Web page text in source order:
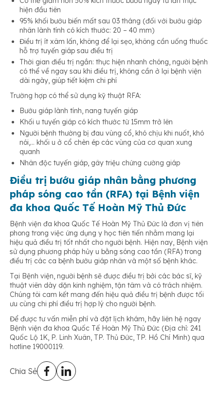
hiện đầu tiên
95% khối bướu biến mất sau 03 tháng (đối với bướu giáp
nhân lành tính có kích thước: 20 – 40 mm)
Điều trị ít xâm lấn, không để lại sẹo, không cần uống thuốc
hỗ trợ tuyến giáp sau điều trị
Thời gian điều trị ngắn: thực hiện nhanh chóng, người bệnh
có thể về ngay sau khi điều trị, không cần ở lại bệnh viện
dài ngày, giúp tiết kiệm chi phí
Trường hợp có thể sử dụng kỹ thuật RFA:
Bướu giáp lành tính, nang tuyến giáp
Khối u tuyến giáp có kích thước từ 15mm trở lên
Người bệnh thường bị đau vùng cổ, khó chịu khi nuốt, khó
nói,… khối u ở cổ chèn ép các vùng của cơ quan xung
quanh
Nhân độc tuyến giáp, gây triệu chứng cường giáp
Điều trị bướu giáp nhân bằng phương
pháp sóng cao tần (RFA) tại Bệnh viện
đa khoa Quốc Tế Hoàn Mỹ Thủ Đức
Bệnh viện đa khoa Quốc Tế Hoàn Mỹ Thủ Đức là đơn vị tiên
phong trong việc ứng dụng y học tiên tiến nhằm mang lại
hiệu quả điều trị tốt nhất cho người bệnh. Hiện nay, Bệnh viện
sử dụng phương pháp hủy u bằng sóng cao tần (RFA) trong
điều trị các ca bệnh bướu giáp nhân và một số bệnh khác.
Tại Bệnh viện, người bệnh sẽ được điều trị bởi các bác sĩ, kỹ
thuật viên dày dặn kinh nghiệm, tận tâm và có trách nhiệm.
Chúng tôi cam kết mang đến hiệu quả điều trị bệnh được tối
ưu cùng chi phí điều trị hợp lý cho người bệnh.
Để được tư vấn miễn phí và đặt lịch khám, hãy liên hệ ngay
Bệnh viện đa khoa Quốc Tế Hoàn Mỹ Thủ Đức (Địa chỉ: 241
Quốc Lộ 1K, P. Linh Xuân, TP. Thủ Đức, TP. Hồ Chí Minh) qua
hotline 19000119.
Chia Sẻ